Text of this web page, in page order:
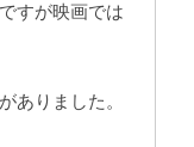
すが映画では
ありました。